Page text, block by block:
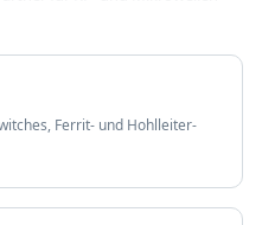
Ferrit- und Hohlleiter-